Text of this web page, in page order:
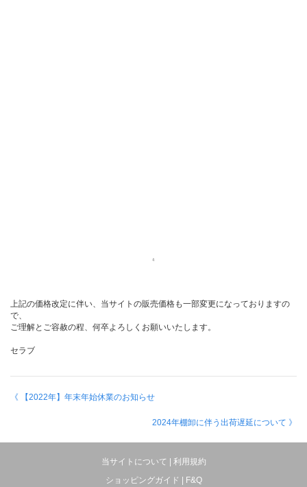
上記の価格改定に伴い、当サイトの販売価格も一部変更になっておりますの
で、
ご理解とご容赦の程、何卒よろしくお願いいたします。
セラブ
《 【2022年】年末年始休業のお知らせ
2024年棚卸に伴う出荷遅延について 》
当サイトについて
利用規約
ショッピングガイド
F&Q